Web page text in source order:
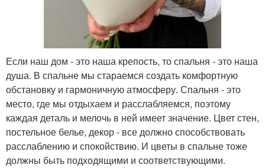
Если наш дом - это наша крепость, то спальня - это наша
душа. В спальне мы стараемся создать комфортную
обстановку и гармоничную атмосферу. Спальня - это
место, где мы отдыхаем и расслабляемся, поэтому
каждая деталь и мелочь в ней имеет значение. Цвет стен,
постельное белье, декор - все должно способствовать
расслаблению и спокойствию. И цветы в спальне тоже
должны быть подходящими и соответствующими.